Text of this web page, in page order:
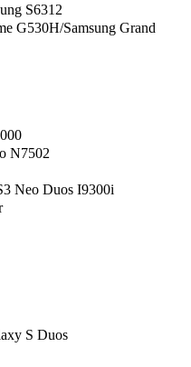
S6312
G530H/Samsung Grand
N7502
Neo Duos I9300i
S Duos